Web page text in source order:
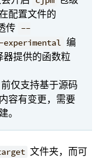
配置文件的
传 --
编
器提供的函数粒
仅支持基于源码
容有变更，需要
。
文件夹，而可